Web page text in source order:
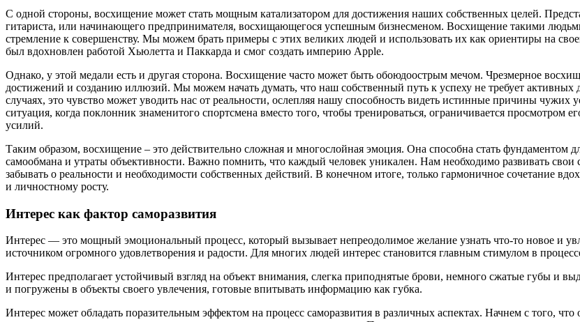
С одной стороны, восхищение может стать мощным катализатором для достижения наших собственных целей.
гитариста, или начинающего предпринимателя, восхищающегося успешным бизнесменом. Восхищение такими
стремление к совершенству. Мы можем брать примеры с этих великих людей и использовать их как ориентиры на
был вдохновлен работой Хьюлетта и Паккарда и смог создать империю Apple.
Однако, у этой медали есть и другая сторона. Восхищение часто может быть обоюдоострым мечом. Чрезмерное
достижений и созданию иллюзий. Мы можем начать думать, что наш собственный путь к успеху не требует активных
случаях, это чувство может уводить нас от реальности, ослепляя нашу способность видеть истинные причины
ситуация, когда поклонник знаменитого спортсмена вместо того, чтобы тренироваться, ограничивается просмотром
усилий.
Таким образом, восхищение – это действительно сложная и многослойная эмоция. Она способна стать фундаментом
самообмана и утраты объективности. Важно помнить, что каждый человек уникален. Нам необходимо развивать свои
забывать о реальности и необходимости собственных действий. В конечном итоге, только гармоничное сочетание
и личностному росту.
Интерес как фактор саморазвития
Интерес — это мощный эмоциональный процесс, который вызывает непреодолимое желание узнать что-то новое и
источником огромного удовлетворения и радости. Для многих людей интерес становится главным стимулом в
Интерес предполагает устойчивый взгляд на объект внимания, слегка приподнятые брови, немного сжатые губы и
и погружены в объекты своего увлечения, готовые впитывать информацию как губка.
Интерес может обладать поразительным эффектом на процесс саморазвития в различных аспектах. Начнем с того,